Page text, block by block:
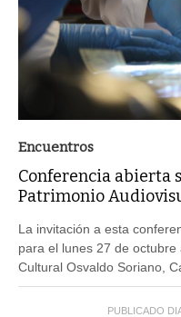
Encuentros
Conferencia abierta
Patrimonio
La invitación a esta
para el lunes 27 de
Cultural Osvaldo Soriano,
PUBLICADO